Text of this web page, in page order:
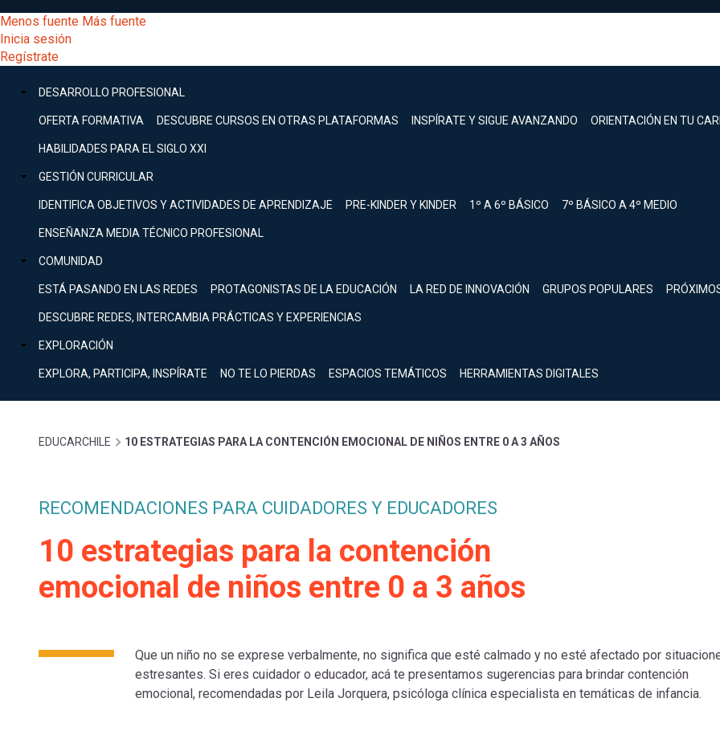
al
contenido
principal
[Educarchile
Escritorio]
Menú
entrar
mi
cuenta
Menos fuente Más fuente
Inicia sesión
Regístrate
Menú
principal
DESARROLLO PROFESIONAL
OFERTA FORMATIVA DESCUBRE CURSOS EN OTRAS PLATAFORMAS INSPÍRATE Y SIGUE AVANZANDO ORIENTACIÓN EN TU
HABILIDADES PARA EL SIGLO XXI
GESTIÓN CURRICULAR
IDENTIFICA OBJETIVOS Y ACTIVIDADES DE APRENDIZAJE PRE-KINDER Y KINDER 1º A 6º BÁSICO 7º BÁSICO A 4º MEDIO
ENSEÑANZA MEDIA TÉCNICO PROFESIONAL
COMUNIDAD
ESTÁ PASANDO EN LAS REDES PROTAGONISTAS DE LA EDUCACIÓN LA RED DE INNOVACIÓN GRUPOS POPULARES
DESCUBRE REDES, INTERCAMBIA PRÁCTICAS Y EXPERIENCIAS
EXPLORACIÓN
EXPLORA, PARTICIPA, INSPÍRATE NO TE LO PIERDAS ESPACIOS TEMÁTICOS HERRAMIENTAS DIGITALES
Buscar
Menú
principal
DESARROLLO
Expand
GESTIÓN
Expand
COMUNIDAD
Expand
EXPLORACIÓN
[Educarchile
Mobile]
Menú
Inicia
Sobrescribir
enlaces
de
ayuda
a
EDUCARCHILE 10 ESTRATEGIAS PARA LA CONTENCIÓN EMOCIONAL DE NIÑOS ENTRE 0 A 3 AÑOS
RECOMENDACIONES PARA CUIDADORES Y EDUCADORES
10 estrategias para la contención
emocional de niños entre 0 a 3 años
Que un niño no se exprese verbalmente, no significa que esté calmado y no esté afectado por
estresantes. Si eres cuidador o educador, acá te presentamos sugerencias para brindar contención
emocional, recomendadas por Leila Jorquera, psicóloga clínica especialista en temáticas de infancia.
Inicia sesión.